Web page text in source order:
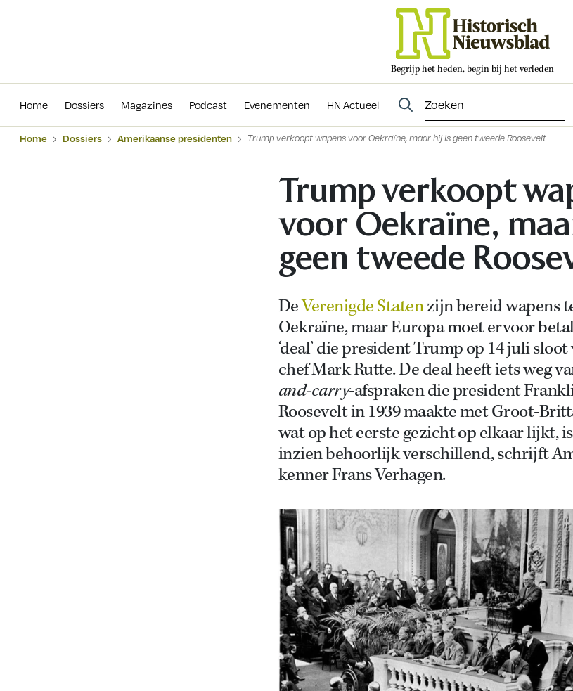
Begrijp het heden, begin bij het verleden
Home Dossiers Magazines Podcast Evenementen HN Actueel
Evenementen
Home Dossiers Amerikaanse presidenten Trump verkoopt wapens voor Oekraïne, maar hij is geen tweede Roosevelt
Trump verkoopt
voor Oekraïne,
geen tweede
DeVerenigde Statenzijn bereid wapens
Oekraïne, maar Europa moet ervoor
‘deal’ die president Trump op 14 juli
chef Mark Rutte. De deal heeft iets weg
and-carry-afspraken die president
Roosevelt in 1939 maakte met Groot-
wat op het eerste gezicht op elkaar lijkt,
inzien behoorlijk verschillend, schrijft
kenner Frans Verhagen.